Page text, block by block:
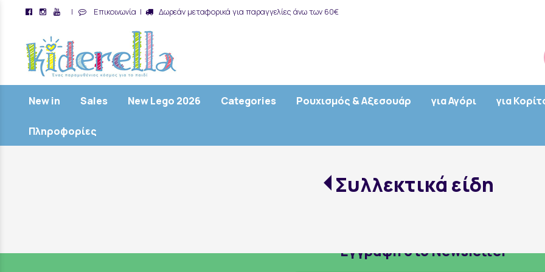
| Επικοινωνία | Δωρεάν μεταφορικά για παραγγελίες άνω των 60€
New in Sales New Lego 2026 Categories Ρουχισμός & Αξεσουάρ για Αγόρι για
Πληροφορίες
Συλλεκτικά είδη
Εγγραφή στο Newsletter